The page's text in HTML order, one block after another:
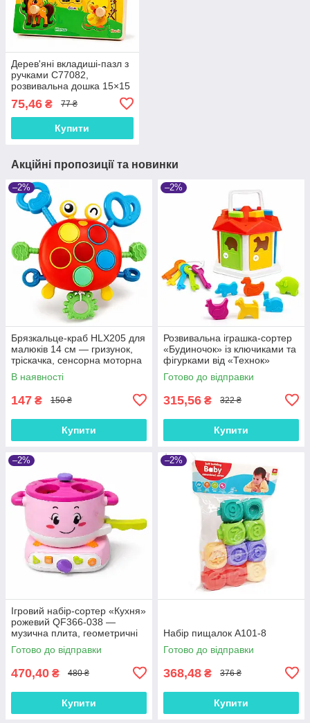
Дерев'яні вкладиші-пазл з
ручками C77082,
розвивальна дошка 15×15
см, логічна гра для дітей
від 3 років
75,46 ₴ 77 ₴
Купити
Акційні пропозиції та новинки
–2%
Брязкальце-краб HLX205 для
малюків 14 см — гризунок,
тріскачка, сенсорна моторна
логічна іграшка
В наявності
147 ₴ 150 ₴
Купити
–2%
Розвивальна іграшка-сортер
«Будиночок» із ключиками та
фігурками від «Технок»
«Розумний малюк» — 6
дверцят, тварини, 18 см
Готово до відправки
315,56 ₴ 322 ₴
Купити
–2%
Ігровий набір-сортер «Кухня»
рожевий QF366-038 —
музична плита, геометричні
фігури, розвивальна іграшка
для дітей від 18 місяців
Готово до відправки
470,40 ₴ 480 ₴
Купити
–2%
Набір пищалок А101-8
Готово до відправки
368,48 ₴ 376 ₴
Купити